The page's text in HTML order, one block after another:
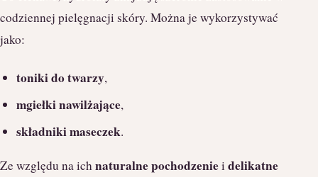
codziennej pielęgnacji skóry. Można je wykorzystywać
jako:
toniki do twarzy,
mgiełki nawilżające,
składniki maseczek.
Ze względu na ichnaturalne pochodzeniei delikatne